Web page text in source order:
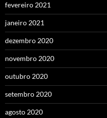
fevereiro 2021
janeiro 2021
dezembro 2020
novembro 2020
outubro 2020
setembro 2020
agosto 2020